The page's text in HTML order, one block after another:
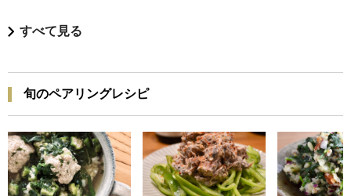
すべて見る
旬のペアリングレシピ